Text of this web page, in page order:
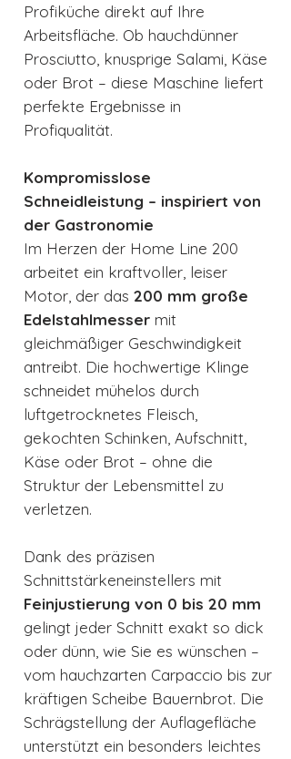
Profiküche direkt auf Ihre
Arbeitsfläche. Ob hauchdünner
Prosciutto, knusprige Salami, Käse
oder Brot – diese Maschine liefert
perfekte Ergebnisse in
Profiqualität.
Kompromisslose
Schneidleistung – inspiriert von
der Gastronomie
Im Herzen der Home Line 200
arbeitet ein kraftvoller, leiser
Motor, der das 200 mm große
Edelstahlmesser mit
gleichmäßiger Geschwindigkeit
antreibt. Die hochwertige Klinge
schneidet mühelos durch
luftgetrocknetes Fleisch,
gekochten Schinken, Aufschnitt,
Käse oder Brot – ohne die
Struktur der Lebensmittel zu
verletzen.
Dank des präzisen
Schnittstärkeneinstellers mit
Feinjustierung von 0 bis 20 mm
gelingt jeder Schnitt exakt so dick
oder dünn, wie Sie es wünschen –
vom hauchzarten Carpaccio bis zur
kräftigen Scheibe Bauernbrot. Die
Schrägstellung der Auflagefläche
unterstützt ein besonders leichtes